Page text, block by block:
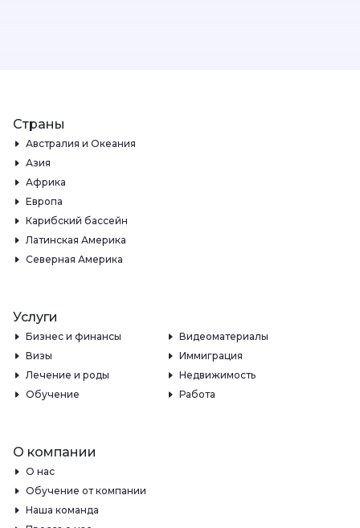
Страны
Австралия и Океания
Азия
Африка
Европа
Карибский бассейн
Латинская Америка
Северная Америка
Услуги
Бизнес и финансы
Видеоматериалы
Визы
Иммиграция
Лечение и роды
Недвижимость
Обучение
Работа
О компании
О нас
Обучение от компании
Наша команда